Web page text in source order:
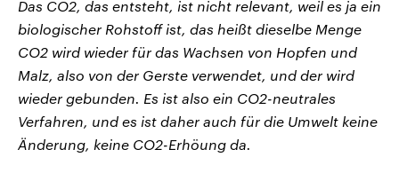
Das CO2, das entsteht, ist nicht relevant, weil es ja ein
biologischer Rohstoff ist, das heißt dieselbe Menge
CO2 wird wieder für das Wachsen von Hopfen und
Malz, also von der Gerste verwendet, und der wird
wieder gebunden. Es ist also ein CO2-neutrales
Verfahren, und es ist daher auch für die Umwelt keine
Änderung, keine CO2-Erhöung da.